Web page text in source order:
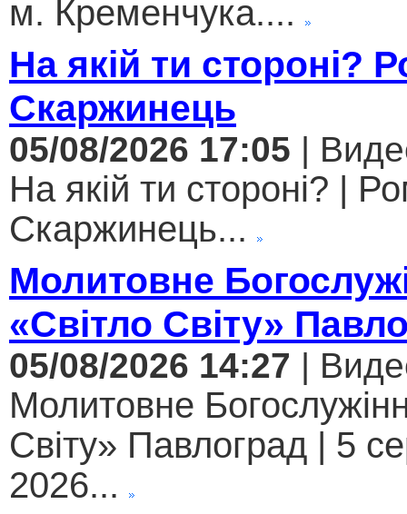
м. Кременчука....
На якій ти стороні?
Скаржинець
05/08/2026 17:05 |
На якій ти стороні? |
Скаржинець...
Молитовне
«Світло Світу»
05/08/2026 14:27 |
Молитовне
Світу» Павлоград | 5
2026...